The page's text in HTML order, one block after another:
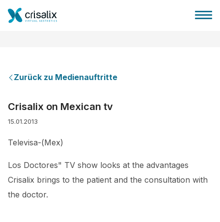
Bewertungen von Patienten
Zurück zu Medienauftritte
Crisalix on Mexican tv
15.01.2013
Televisa-(Mex)
Los Doctores" TV show looks at the advantages
Crisalix brings to the patient and the consultation with
the doctor.